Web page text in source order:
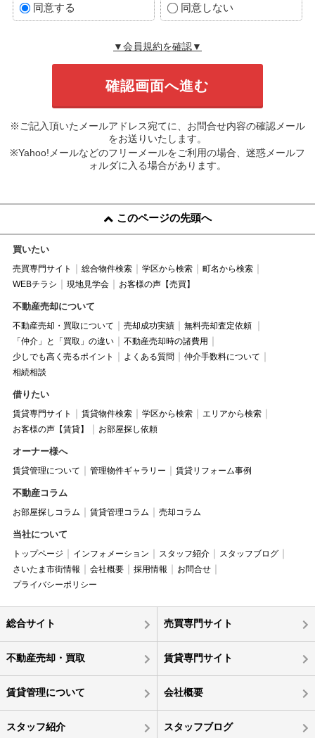
同意する 同意しない
▼会員規約を確認▼
※ご記入頂いたメールアドレス宛てに、お問合せ内容の確認メール
をお送りいたします。
※Yahoo!メールなどのフリーメールをご利用の場合、迷惑メールフ
ォルダに入る場合があります。
このページの先頭へ
買いたい
売買専門サイト 総合物件検索 学区から検索
町名から検索
WEBチラシ
現地見学会 お客様の声【売買】
不動産売却について
不動産売却・買取について 売却成功実績
無料売却査定依頼
「仲介」と「買取」の違い
不動産売却時の諸費用
少しでも高く売るポイント
よくある質問
仲介手数料について
相続相談
借りたい
賃貸専門サイト 賃貸物件検索 学区から検索
エリアから検索
お客様の声【賃貸】
お部屋探し依頼
オーナー様へ
賃貸管理について 管理物件ギャラリー 賃貸リフォーム事例
不動産コラム
お部屋探しコラム 賃貸管理コラム 売却コラム
当社について
トップページ インフォメーション スタッフ紹介
スタッフブログ
さいたま市街情報
会社概要 採用情報
お問合せ
プライバシーポリシー
総合サイト 売買専門サイト
不動産売却・買取 賃貸専門サイト
賃貸管理について 会社概要
スタッフ紹介 スタッフブログ